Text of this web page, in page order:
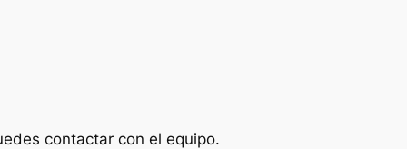
contactar con el equipo.